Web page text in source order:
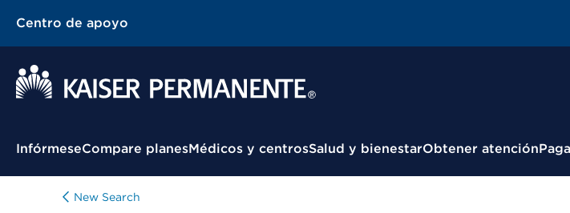
Centro de apoyo
Menú contextual
InfórmeseCompare planesMédicos y centrosSalud y bienestarObtener atención
New Search